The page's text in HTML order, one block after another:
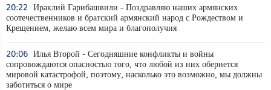
20:22
Ираклий Гарибашвили - Поздравляю наших армянских
соотечественников и братский армянский народ с Рождеством и
Крещением, желаю всем мира и благополучия
20:06 Илья Второй - Сегодняшние конфликты и войны
сопровождаются опасностью того, что любой из них обернется
мировой катастрофой, поэтому, насколько это возможно, мы должны
заботиться о мире